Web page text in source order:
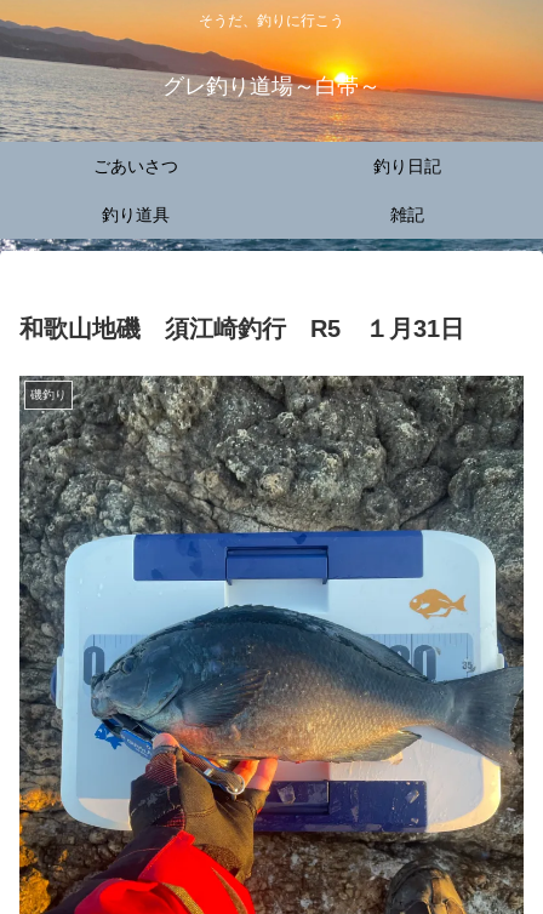
そうだ、釣りに行こう
グレ釣り道場～白帯～
ごあいさつ 釣り日記
釣り道具 雑記
和歌山地磯 須江崎釣行 R5 １月31日
磯釣り